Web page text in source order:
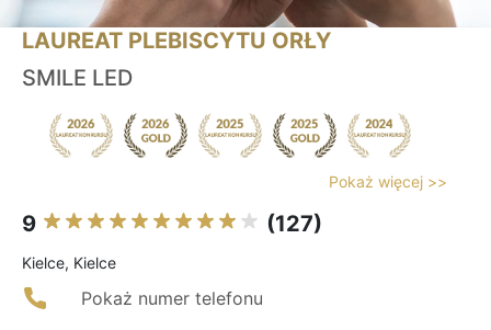
LAUREAT PLEBISCYTU ORŁY
SMILE LED
Pokaż więcej >>
9 (127)
Kielce, Kielce
Pokaż numer telefonu